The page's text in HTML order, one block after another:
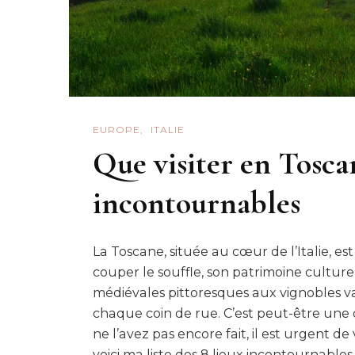
EUROPE ITALIE
Que visiter en
incontournables
La Toscane, située au cœur de l’Italie,
couper le souffle, son patrimoine
médiévales pittoresques aux vignobles
chaque coin de rue. C’est peut-être une
ne l’avez pas encore fait, il est urgent